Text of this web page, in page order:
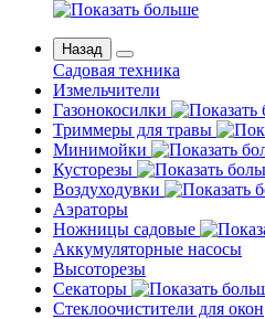
Назад
Садовая техника
Измельчители
Газонокосилки
Триммеры для травы
Минимойки
Кусторезы
Воздуходувки
Аэраторы
Ножницы садовые
Аккумуляторные насосы
Высоторезы
Секаторы
Стеклоочистители для окон